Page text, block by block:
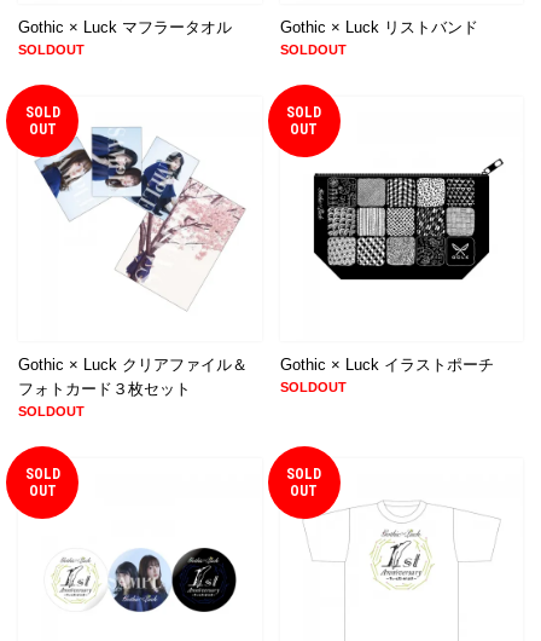
Gothic × Luck マフラータオル
SOLDOUT
Gothic × Luck リストバンド
SOLDOUT
SOLD
OUT
Gothic × Luck クリアファイル＆
フォトカード３枚セット
SOLDOUT
SOLD
OUT
Gothic × Luck イラストポーチ
SOLDOUT
SOLD
OUT
SOLD
OUT